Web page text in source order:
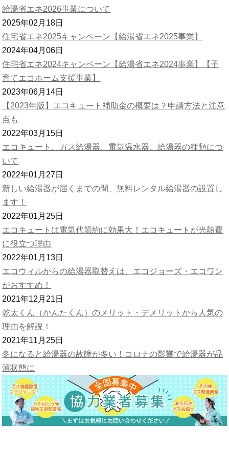
給湯省エネ2026事業について
2025年02月18日
住宅省エネ2025キャンペーン【給湯省エネ2025事業】
2024年04月06日
住宅省エネ2024キャンペーン【給湯省エネ2024事業】【子
育てエコホーム支援事業】
2023年06月14日
【2023年版】エコキュート補助金の概要は？申請方法と注意
点も
2022年03月15日
エコキュート、ガス給湯器、電気温水器、給湯器の種類につ
いて
2022年01月27日
新しい給湯器が届くまでの間、無料レンタル給湯器の設置し
ます！
2022年01月25日
エコキュートは電気代節約に効果大！エコキュートが光熱費
に役立つ理由
2022年01月13日
エコウィルからの給湯器取替えは、エコジョーズ・エコワン
がおすすめ！
2021年12月21日
乾太くん（かんたくん）のメリット・デメリットから人気の
理由を解説！
2021年11月25日
冬になると給湯器の故障が多い！コロナの影響で給湯器が品
薄状態に